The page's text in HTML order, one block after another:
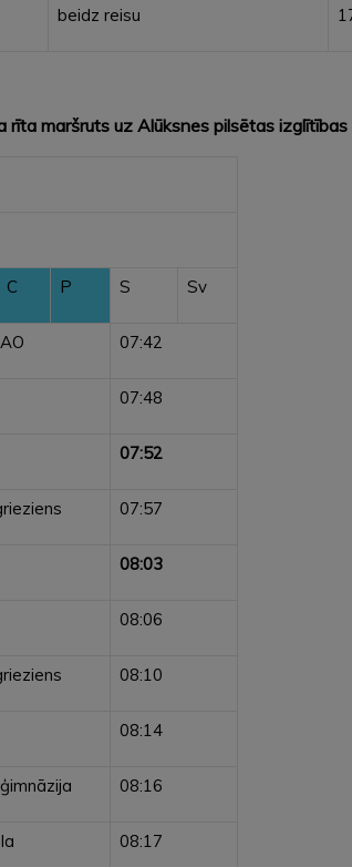
beidz reisu
rīta maršruts uz Alūksnes pilsētas
C P S Sv
07:42
07:48
07:52
07:57
08:03
08:06
08:10
08:14
08:16
08:17